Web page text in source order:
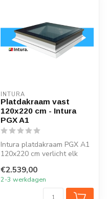
INTURA
Platdakraam vast
120x220 cm - Intura
PGX A1
Intura platdakraam PGX A1
120x220 cm verlicht elk
m...
€2.539,00
2-3 werkdagen